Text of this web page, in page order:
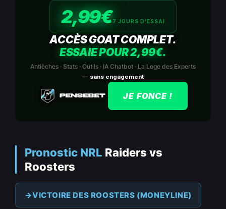
2,99€7 JOURS D’ESSAI
ACCÈS GOAT COMPLET.
ESSAIE POUR 2,99€.
Antièches · Stats · Outils · IA Chatbot · La Loge des Experts
— sans engagement
JE FONCE !
Pronostic NRL Raiders vs
Roosters
VICTOIRE DES ROOSTERS (MONEYLINE)